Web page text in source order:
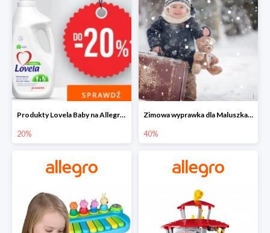
Produkty Lovela Baby na Allegro do -20%
20%
Zimowa wyprawka dla Maluszka na Allegro do -40%
40%